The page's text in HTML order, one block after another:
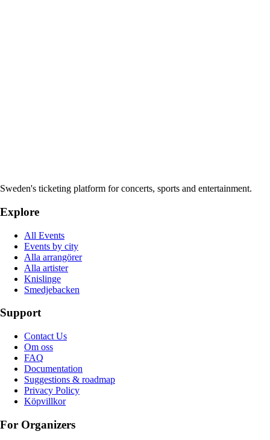
Sweden's ticketing platform for concerts, sports and entertainment.
Explore
All Events
Events by city
Alla arrangörer
Alla artister
Knislinge
Smedjebacken
Support
Contact Us
Om oss
FAQ
Documentation
Suggestions & roadmap
Privacy Policy
Köpvillkor
For Organizers